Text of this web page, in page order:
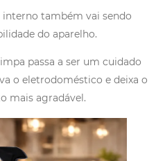
também vai sendo
do aparelho.
passa a ser um cuidado
o eletrodoméstico e deixa o
mais agradável.